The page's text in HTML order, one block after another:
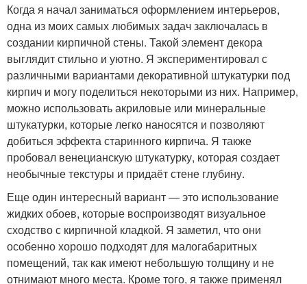
Когда я начал заниматься оформлением интерьеров,
одна из моих самых любимых задач заключалась в
создании кирпичной стены. Такой элемент декора
выглядит стильно и уютно. Я экспериментировал с
различными вариантами декоративной штукатурки под
кирпич и могу поделиться некоторыми из них. Например,
можно использовать акриловые или минеральные
штукатурки, которые легко наносятся и позволяют
добиться эффекта старинного кирпича. Я также
пробовал венецианскую штукатурку, которая создает
необычные текстуры и придаёт стене глубину.
Еще один интересный вариант — это использование
жидких обоев, которые воспроизводят визуальное
сходство с кирпичной кладкой. Я заметил, что они
особенно хорошо подходят для малогабаритных
помещений, так как имеют небольшую толщину и не
отнимают много места. Кроме того, я также применял